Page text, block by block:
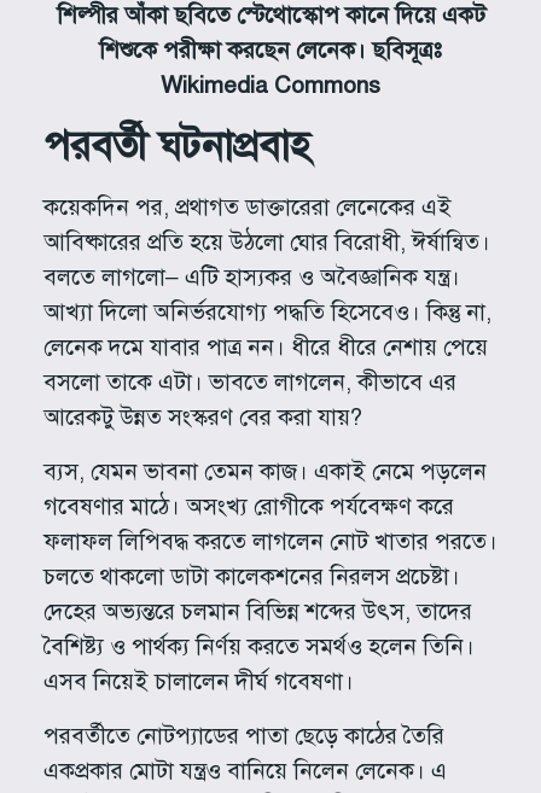
শিল্পীর আঁকা ছবিতে স্টেথোস্কোপ কানে দিয়ে একট
শিশুকে পরীক্ষাকরছেন লেনেক। ছবিসূত্রঃ
Wikimedia Commons
পরবর্তী ঘটনাপ্রবাহ
কয়েকদিন পর, প্রথাগত ডাক্তারেরা লেনেকের এই
আবিষ্কারের প্রতি হয়ে উঠলো ঘোর বিরোধী, ঈর্ষান্বিত।
বলতে লাগলো– এটি হাস্যকর ও অবৈজ্ঞানিক যন্ত্র।
আখ্যা দিলো অনির্ভরযোগ্য পদ্ধতি হিসেবেও। কিন্তু না,
লেনেক দমে যাবার পাত্র নন। ধীরে ধীরে নেশায় পেয়ে
বসলো তাকে এটা। ভাবতে লাগলেন, কীভাবে এর
আরেকটু উন্নত সংস্করণ বের করা যায়?
ব্যস, যেমন ভাবনা তেমন কাজ। একাই নেমে পড়লেন
গবেষণার মাঠে। অসংখ্য রোগীকে পর্যবেক্ষণ করে
ফলাফল লিপিবদ্ধ করতে লাগলেন নোট খাতার পরতে।
চলতে থাকলো ডাটা কালেকশনের নিরলস প্রচেষ্টা।
দেহের অভ্যন্তরে চলমান বিভিন্ন শব্দের উৎস, তাদের
বৈশিষ্ট্য ও পার্থক্য নির্ণয় করতে সমর্থও হলেন তিনি।
এসব নিয়েই চালালেন দীর্ঘ গবেষণা।
পরবর্তীতে নোটপ্যাডের পাতা ছেড়ে কাঠের তৈরি
একপ্রকার মোটা যন্ত্রও বানিয়ে নিলেন লেনেক। এ